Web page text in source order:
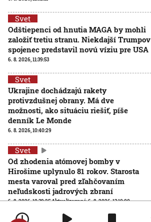
Svet
Odštiepenci od hnutia MAGA by mohli
založiť tretiu stranu. Niekdajší Trumpov
spojenec predstavil novú víziu pre USA
6. 8. 2026, 11:39:53
Svet
Ukrajine dochádzajú rakety
protivzdušnej obrany. Má dve
možnosti, ako situáciu riešiť, píše
denník Le Monde
6. 8. 2026, 10:40:29
Svet
Od zhodenia atómovej bomby v
Hirošime uplynulo 81 rokov. Starosta
mesta varoval pred zľahčovaním
neľudskosti jadrových zbraní
6. 8. 2026, 10:39:25Aktualizované:6. 8. 2026, 13:10:00